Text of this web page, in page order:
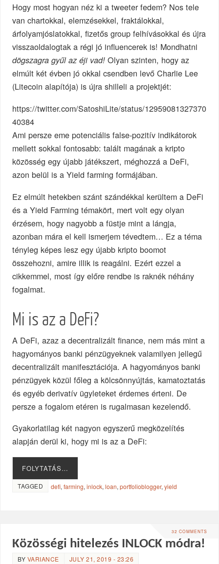
Hogy most hogyan néz ki a tweeter fedem? Nos tele
van chartokkal, elemzésekkel, fraktálokkal,
árfolyamjóslatokkal, fizetős group felhívásokkal és újra
visszaoldalogtak a régi jó influencerek is! Mondhatni
dögszagra gyűl az éji vad! Olyan szinten, hogy az
elmúlt két évben jó okkal csendben levő Charlie Lee
(Litecoin alapítója) is újra shilleli a projektjét:
https://twitter.com/SatoshiLite/status/12959081327370
40384
Ami persze eme potenciális false-pozitív indikátorok
mellett sokkal fontosabb: talált magának a kripto
közösség egy újabb játékszert, méghozzá a DeFi,
azon belül is a Yield farming formájában.
Ez elmúlt hetekben szánt szándékkal kerültem a DeFi
és a Yield Farming témakört, mert volt egy olyan
érzésem, hogy nagyobb a füstje mint a lángja,
azonban mára el kell ismerjem tévedtem… Ez a téma
tényleg képes lesz egy újabb kripto boomot
összehozni, amire illik is reagálni. Ezért ezzel a
cikkemmel, most így előre rendbe is raknék néhány
fogalmat.
Mi is az a DeFi?
A DeFi, azaz a decentralizált finance, nem más mint a
hagyományos banki pénzügyeknek valamilyen jellegű
decentralizált manifesztációja. A hagyományos banki
pénzügyek közül főleg a kölcsönnyújtás, kamatoztatás
és egyéb derivatív ügyleteket érdemes érteni. De
persze a fogalom etéren is rugalmasan kezelendő.
Gyakorlatilag két nagyon egyszerű megközelítés
alapján derül ki, hogy mi is az a DeFi:
FOLYTATÁS…
TAGGED defi,farming,inlock,loan,portfolioblogger,yield
32 COMMENTS
Közösségi hitelezés INLOCK módra!
BY VARIANCE
JULY 21, 2019 - 23:26